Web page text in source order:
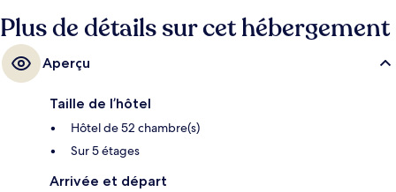
Plus de détails sur cet hébergement
Aperçu
Taille de l’hôtel
Hôtel de 52 chambre(s)
Sur 5 étages
Arrivée et départ